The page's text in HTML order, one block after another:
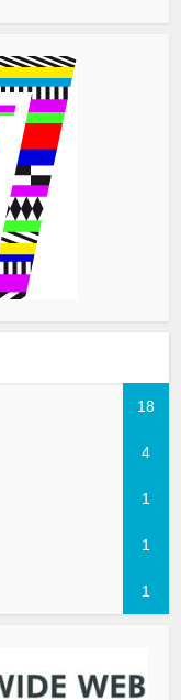
18
4
1
1
1